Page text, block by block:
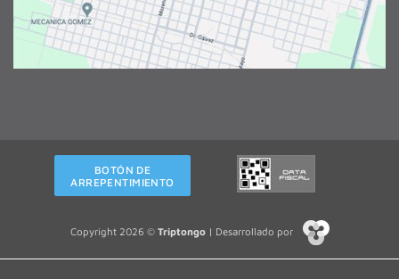
BOTÓN DE
ARREPENTIMIENTO
Copyright 2026 © Triptongo| Desarrollado por